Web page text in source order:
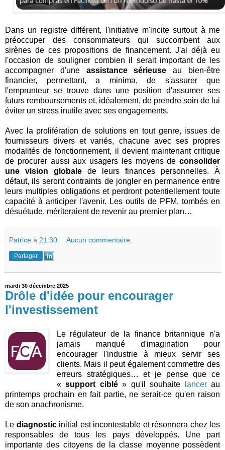
Dans un registre différent, l'initiative m'incite surtout à me
préoccuper des consommateurs qui succombent aux
sirènes de ces propositions de financement. J'ai déjà eu
l'occasion de souligner combien il serait important de les
accompagner d'une assistance sérieuse au bien-être
financier, permettant, a minima, de s'assurer que
l'emprunteur se trouve dans une position d'assumer ses
futurs remboursements et, idéalement, de prendre soin de lui
éviter un stress inutile avec ses engagements.
Avec la prolifération de solutions en tout genre, issues de
fournisseurs divers et variés, chacune avec ses propres
modalités de fonctionnement, il devient maintenant critique
de procurer aussi aux usagers les moyens de consolider
une vision globale de leurs finances personnelles. À
défaut, ils seront contraints de jongler en permanence entre
leurs multiples obligations et perdront potentiellement toute
capacité à anticiper l'avenir. Les outils de PFM, tombés en
désuétude, mériteraient de revenir au premier plan…
Patrice à 21:30 Aucun commentaire:
Partager
mardi 30 décembre 2025
Drôle d'idée pour encourager
l'investissement
Le régulateur de la finance britannique n'a
jamais manqué d'imagination pour
encourager l'industrie à mieux servir ses
clients. Mais il peut également commettre des
erreurs stratégiques… et je pense que ce
«support ciblé» qu'il souhaite lancerau
printemps prochain en fait partie, ne serait-ce qu'en raison
de son anachronisme.
Le diagnosticinitial est incontestable et résonnera chez les
responsables de tous les pays développés. Une part
importante des citoyens de la classe moyenne possèdent